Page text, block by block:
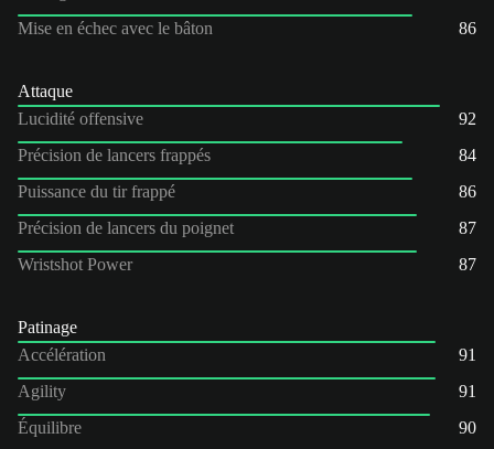
Mise en échec avec le bâton
86
Attaque
Lucidité offensive
92
Précision de lancers frappés
84
Puissance du tir frappé
86
Précision de lancers du poignet
87
Wristshot Power
87
Patinage
Accélération
91
Agility
91
Équilibre
90